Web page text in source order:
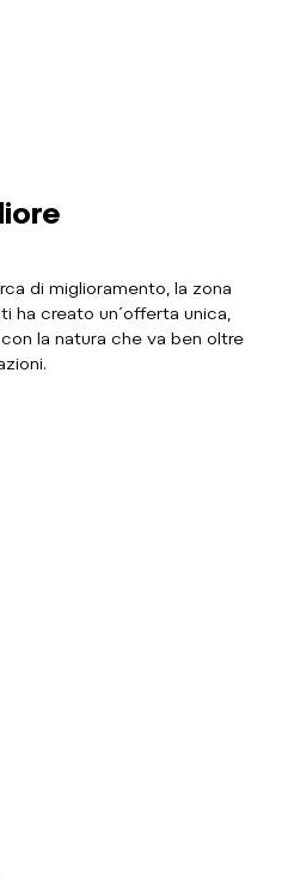
di miglioramento, la zona
ha creato un´offerta unica,
la natura che va ben oltre